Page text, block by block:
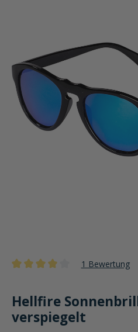
1 Bewertung
Hellfire
verspiegelt